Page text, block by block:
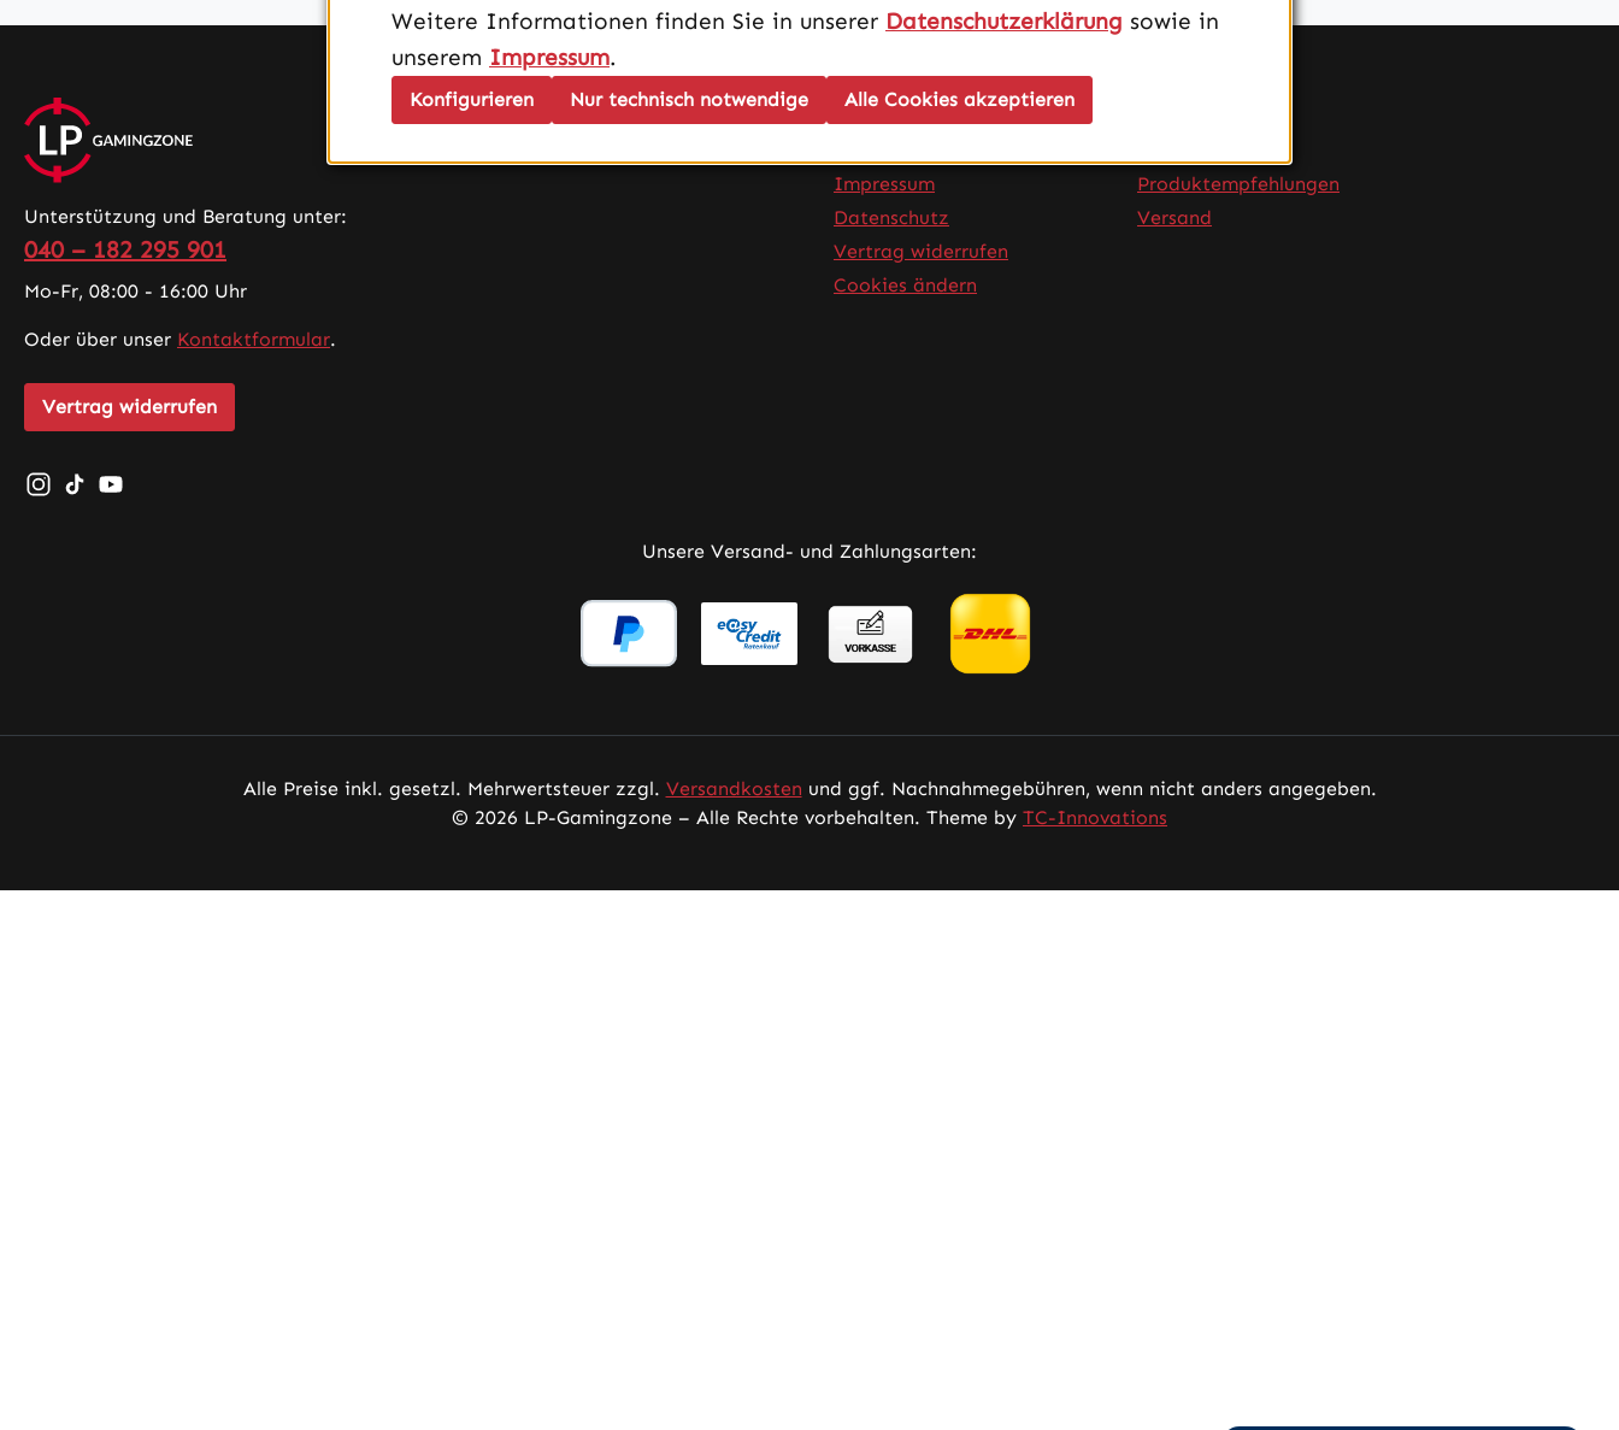
Unterstützung und Beratung unter:
040 – 182 295 901
Mo-Fr, 08:00 - 16:00 Uhr
Oder über unser Kontaktformular.
Vertrag widerrufen
Schau auf Instagram vorbei – öffnet in neuem Tab (externer Link)
Sieh dir unsere TikTok-Videos an – öffnet in neuem Tab (externer Link)
Sieh dir unsere Videos auf YouTube an – öffnet in neuem Tab (externer Link)
Infos
Impressum
Datenschutz
Vertrag widerrufen
Cookies ändern
Produktempfehlungen
Versand
Unsere Versand- und Zahlungsarten:
Alle Preise inkl. gesetzl. Mehrwertsteuer zzgl. Versandkosten und ggf. Nachnahmegebühren, wenn nicht anders angegeben.
© 2026 LP-Gamingzone – Alle Rechte vorbehalten. Theme by TC-Innovations
Weitere Informationen finden Sie in unserer Datenschutzerklärung sowie in
unserem Impressum.
Nur technisch notwendige
Konfigurieren Alle Cookies akzeptieren